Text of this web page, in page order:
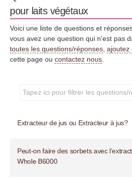
pour laits végétaux
Voici une liste de questions et
vous avez une question qui n'est pas
toutes les questions/réponses ajoutez
cette page ou contactez nous
Extracteur de jus ou Extracteur à jus?
Peut-on faire des sorbets avec
Whole B6000